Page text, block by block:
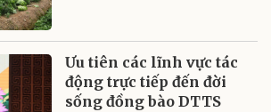
Ưu tiên các lĩnh vực tác
động trực tiếp đến đời
sống đồng bào DTTS